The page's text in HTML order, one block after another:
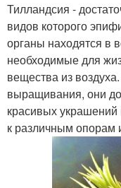
Тилландсия -
видов которого
органы находятся в
необходимые для
вещества из
выращивания, они
красивых
к различным опорам